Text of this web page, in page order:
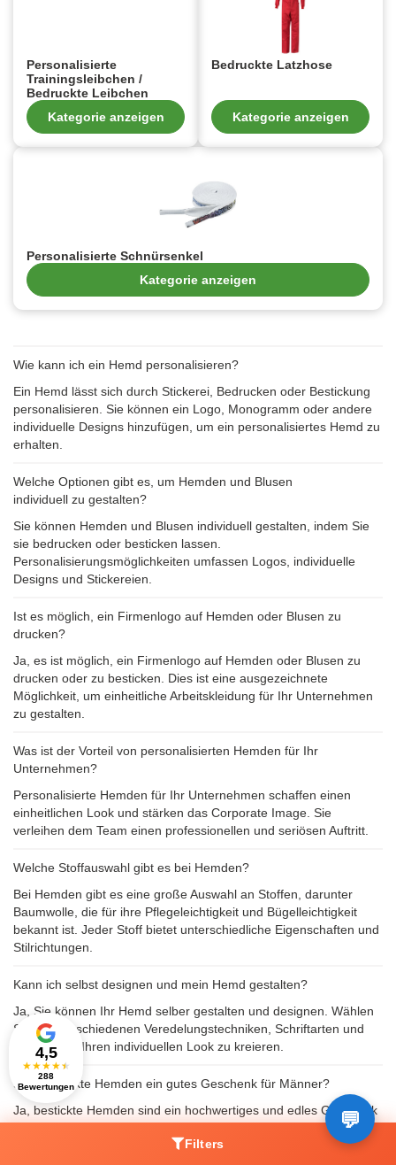
Personalisierte
Trainingsleibchen /
Bedruckte Leibchen
Kategorie anzeigen
Bedruckte Latzhose
Kategorie anzeigen
Personalisierte Schnürsenkel
Kategorie anzeigen
Wie kann ich ein Hemd personalisieren?
Ein Hemd lässt sich durch Stickerei, Bedrucken oder Bestickung
personalisieren. Sie können ein Logo, Monogramm oder andere
individuelle Designs hinzufügen, um ein personalisiertes Hemd zu
erhalten.
Welche Optionen gibt es, um Hemden und Blusen
individuell zu gestalten?
Sie können Hemden und Blusen individuell gestalten, indem Sie
sie bedrucken oder besticken lassen.
Personalisierungsmöglichkeiten umfassen Logos, individuelle
Designs und Stickereien.
Ist es möglich, ein Firmenlogo auf Hemden oder Blusen zu
drucken?
Ja, es ist möglich, ein Firmenlogo auf Hemden oder Blusen zu
drucken oder zu besticken. Dies ist eine ausgezeichnete
Möglichkeit, um einheitliche Arbeitskleidung für Ihr Unternehmen
zu gestalten.
Was ist der Vorteil von personalisierten Hemden für Ihr
Unternehmen?
Personalisierte Hemden für Ihr Unternehmen schaffen einen
einheitlichen Look und stärken das Corporate Image. Sie
verleihen dem Team einen professionellen und seriösen Auftritt.
Welche Stoffauswahl gibt es bei Hemden?
Bei Hemden gibt es eine große Auswahl an Stoffen, darunter
Baumwolle, die für ihre Pflegeleichtigkeit und Bügelleichtigkeit
bekannt ist. Jeder Stoff bietet unterschiedliche Eigenschaften und
Stilrichtungen.
Kann ich selbst designen und mein Hemd gestalten?
Ja, Sie können Ihr Hemd selber gestalten und designen. Wählen
Sie aus verschiedenen Veredelungstechniken, Schriftarten und
Stoffen, um Ihren individuellen Look zu kreieren.
Sind bestickte Hemden ein gutes Geschenk für Männer?
Ja, bestickte Hemden sind ein hochwertiges und edles Geschenk
für Männer. Sie eignen sich für jeden Anlass, wie zum Beispiel
Geburtstage, und verleihen jedem Outfit eine stilvolle Note.
Filters
4,5
★★★★★
288
Bewertungen